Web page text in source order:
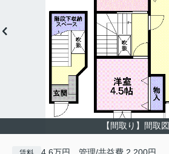
【間取り】間取図